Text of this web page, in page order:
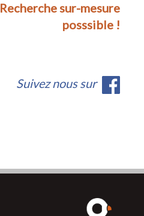
Recherche sur-mesure
posssible !
Suivez nous sur